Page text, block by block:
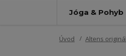
Jóga & Pohyb
Úvod Altens